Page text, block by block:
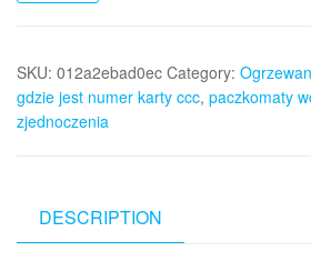
SKU: 012a2ebad0ec Category:
gdzie jest numer karty ccc, paczkomaty
zjednoczenia
DESCRIPTION